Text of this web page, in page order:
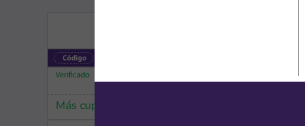
Más cupones de YesStyle